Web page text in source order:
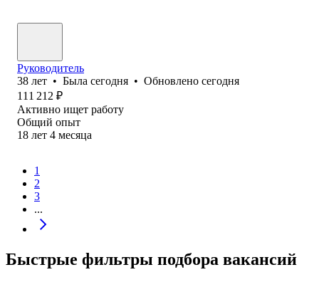
Руководитель
38 лет • Была сегодня • Обновлено сегодня
111 212 ₽
Активно ищет работу
Общий опыт
18 лет 4 месяца
1
2
3
...
Быстрые фильтры подбора вакансий